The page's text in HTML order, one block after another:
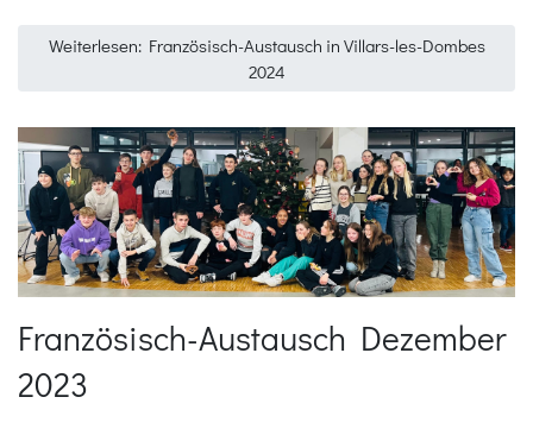
Weiterlesen: Französisch-Austausch in Villars-les-Dombes
2024
Französisch-Austausch Dezember
2023